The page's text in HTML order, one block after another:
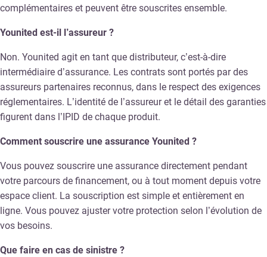
complémentaires et peuvent être souscrites ensemble.
Younited est-il l’assureur ?
Non. Younited agit en tant que distributeur, c’est-à-dire
intermédiaire d’assurance. Les contrats sont portés par des
assureurs partenaires reconnus, dans le respect des exigences
réglementaires. L’identité de l’assureur et le détail des garanties
figurent dans l’IPID de chaque produit.
Comment souscrire une assurance Younited ?
Vous pouvez souscrire une assurance directement pendant
votre parcours de financement, ou à tout moment depuis votre
espace client. La souscription est simple et entièrement en
ligne. Vous pouvez ajuster votre protection selon l’évolution de
vos besoins.
Que faire en cas de sinistre ?